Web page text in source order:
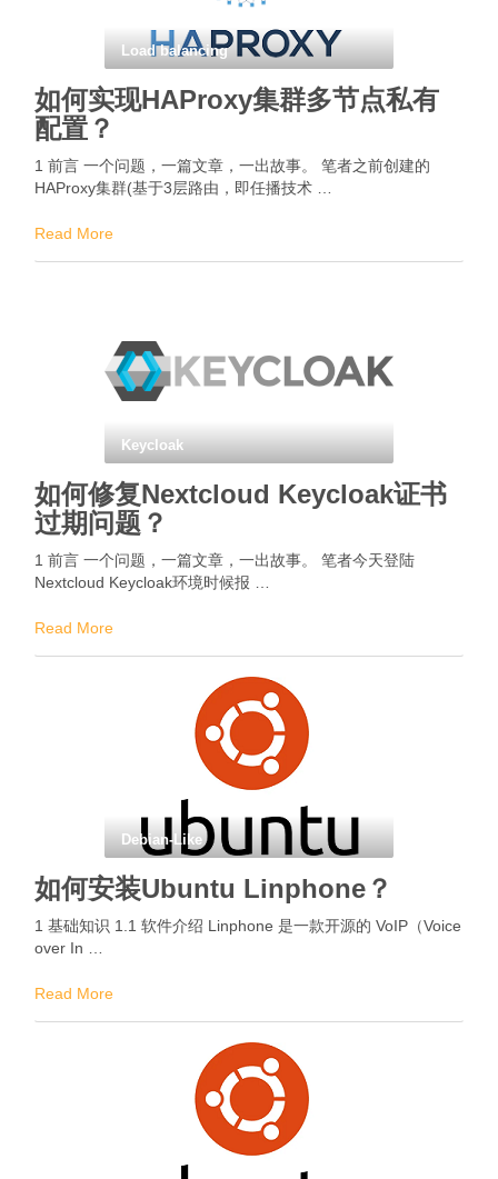
Load balancing
如何实现HAProxy集群多节点私有
配置？
1 前言 一个问题，一篇文章，一出故事。 笔者之前创建的
HAProxy集群(基于3层路由，即任播技术 …
Read More
Keycloak
如何修复Nextcloud Keycloak证书
过期问题？
1 前言 一个问题，一篇文章，一出故事。 笔者今天登陆
Nextcloud Keycloak环境时候报 …
Read More
Debian-Like
如何安装Ubuntu Linphone？
1 基础知识 1.1 软件介绍 Linphone 是一款开源的 VoIP（Voice
over In …
Read More